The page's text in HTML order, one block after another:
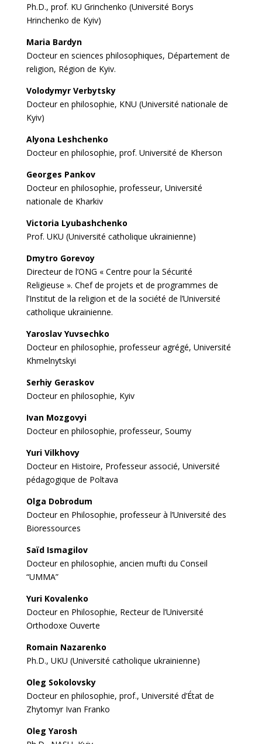
Ph.D., prof. KU Grinchenko (Université Borys
Hrinchenko de Kyiv)
Maria Bardyn
Docteur en sciences philosophiques, Département de
religion, Région de Kyiv.
Volodymyr Verbytsky
Docteur en philosophie, KNU (Université nationale de
Kyiv)
Alyona Leshchenko
Docteur en philosophie, prof. Université de Kherson
Georges Pankov
Docteur en philosophie, professeur, Université
nationale de Kharkiv
Victoria Lyubashchenko
Prof. UKU (Université catholique ukrainienne)
Dmytro Gorevoy
Directeur de l’ONG « Centre pour la Sécurité
Religieuse ». Chef de projets et de programmes de
l’Institut de la religion et de la société de l’Université
catholique ukrainienne.
Yaroslav Yuvsechko
Docteur en philosophie, professeur agrégé, Université
Khmelnytskyi
Serhiy Geraskov
Docteur en philosophie, Kyiv
Ivan Mozgovyi
Docteur en philosophie, professeur, Soumy
Yuri Vilkhovy
Docteur en Histoire, Professeur associé, Université
pédagogique de Poltava
Olga Dobrodum
Docteur en Philosophie, professeur à l’Université des
Bioressources
Saïd Ismagilov
Docteur en philosophie, ancien mufti du Conseil
“UMMA”
Yuri Kovalenko
Docteur en Philosophie, Recteur de l’Université
Orthodoxe Ouverte
Romain Nazarenko
Ph.D., UKU (Université catholique ukrainienne)
Oleg Sokolovsky
Docteur en philosophie, prof., Université d’État de
Zhytomyr Ivan Franko
Oleg Yarosh